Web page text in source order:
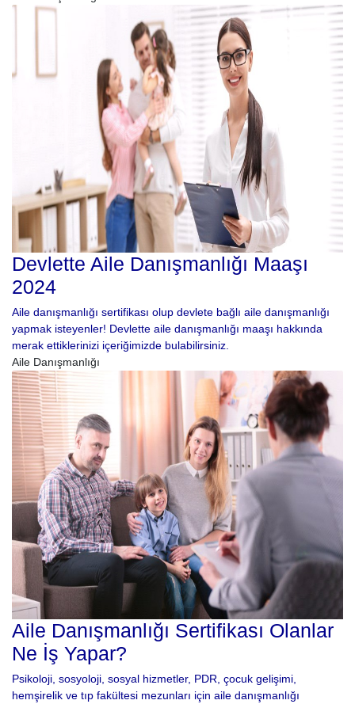
Devlette Aile Danışmanlığı Maaşı
2024
Aile danışmanlığı sertifikası olup devlete bağlı aile danışmanlığı
yapmak isteyenler! Devlette aile danışmanlığı maaşı hakkında
merak ettiklerinizi içeriğimizde bulabilirsiniz.
Aile Danışmanlığı
Aile Danışmanlığı Sertifikası Olanlar
Ne İş Yapar?
Psikoloji, sosyoloji, sosyal hizmetler, PDR, çocuk gelişimi,
hemşirelik ve tıp fakültesi mezunları için aile danışmanlığı